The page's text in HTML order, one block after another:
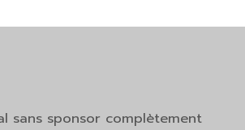
sans sponsor complètement